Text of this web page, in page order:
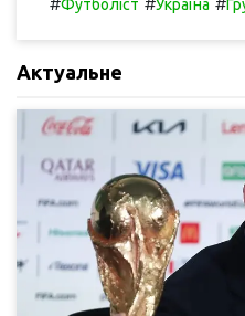
Футболіст Україна
Актуальне